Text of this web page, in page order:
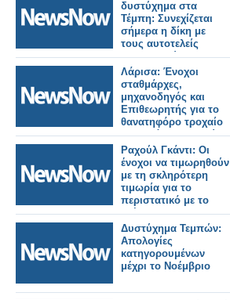
δυστύχημα στα
Τέμπη: Συνεχίζεται
σήμερα η δίκη με
τους αυτοτελείς
ισχυρισμούς των
κατηγορουμένων.
Λάρισα: Ένοχοι
σταθμάρχες,
μηχανοδηγός και
Επιθεωρητής για το
θανατηφόρο τροχαίο
στην Κάρλας – Αθώος
ο σταθμάρχης της
βραδινής βάρδιας
Ραχούλ Γκάντι: Οι
ένοχοι να τιμωρηθούν
με τη σκληρότερη
τιμωρία για το
περιστατικό με το
τρένο Jalgaon.
Συνολικά 13
άνθρωποι έχασαν τη
ζωή τους.
Δυστύχημα Τεμπών:
Απολογίες
κατηγορουμένων
μέχρι το Νοέμβριο